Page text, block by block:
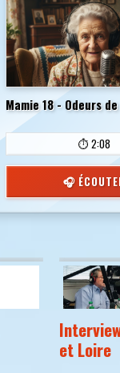
Mamie 18 - Odeurs
⏱️ 2:08
🎧
et Loire